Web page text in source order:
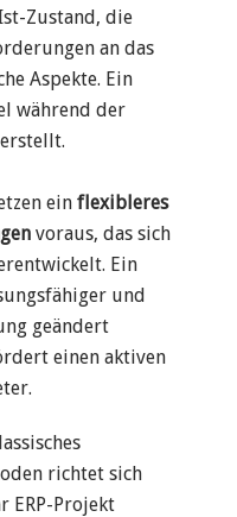
Zustand, die
an das
Aspekte. Ein
während der
ein flexibleres
voraus, das sich
Ein
und
geändert
einen aktiven
richtet sich
ERP-Projekt